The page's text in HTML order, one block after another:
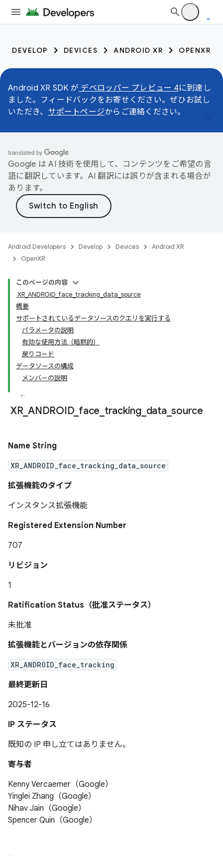
DEVELOP DEVICES ANDROID XR OPENXR
Android XR SDK が デベロッパー プレビュー 4に到達し
ました。フィードバックをお寄せください。ぜひお試し
いただき、 サポートページからご連絡ください。
Google は AI 技術を使用して、コンテンツをご希望の言
語に翻訳しています。AI 翻訳には誤りが含まれる場合が
あります。
Android Developers Develop Devices
Android XR
OpenXR
このページの内容
XR_ANDROID_face_tracking_data_source
概要
サポートされているデータソースのクエリを実行する
パラメータの説明
有効な使用方法（暗黙的）
戻りコード
データソースの構成
メンバーの説明
XR_ ANDROID_ face tracking_ data_source
Name String
XR_ANDROID_face_tracking_data_source
拡張機能のタイプ
インスタンス拡張機能
Registered Extension Number
707
リビジョン
1
Ratification Status（批准ステータス）
未批准
拡張機能とバージョンの依存関係
XR_ANDROID_face_tracking
最終更新日
2025-12-16
IP ステータス
既知の IP 申し立てはありません。
寄与者
Kenny Vercaemer（Google）
Yinglei Zhang（Google）
Nihav Jain（Google）
Spencer Quin（Google）